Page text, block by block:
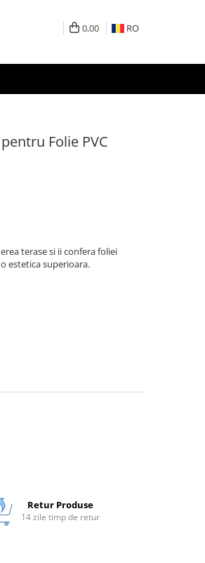
0,00 RO
Folie PVC
terase si ii confera foliei
estetica superioara.
Retur Produse
14 zile timp de retur